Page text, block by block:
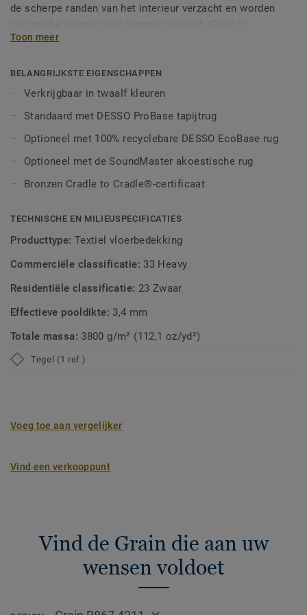
de scherpe randen van het interieur verzacht en worden
beschikbaar in twaalf kleuren, waaronder neutrale tinten en
Toon meer
BELANGRIJKSTE EIGENSCHAPPEN
Verkrijgbaar in twaalf kleuren
Standaard met DESSO ProBase tapijtrug
Optioneel met 100% recyclebare DESSO EcoBase rug
Optioneel met de SoundMaster akoestische rug
Bronzen Cradle to Cradle®-certificaat
TECHNISCHE EN MILIEUSPECIFICATIES
Producttype: Textiel vloerbedekking
Commerciële classificatie: 33 Heavy
Residentiële classificatie: 23 Zwaar
Effectieve pooldikte: 3,4 mm
Totale massa: 3800 g/m² (112,1 oz/yd²)
Tegel (1 ref.)
Voeg toe aan vergelijker
Vind een verkooppunt
Vind de Grain die aan uw
wensen voldoet